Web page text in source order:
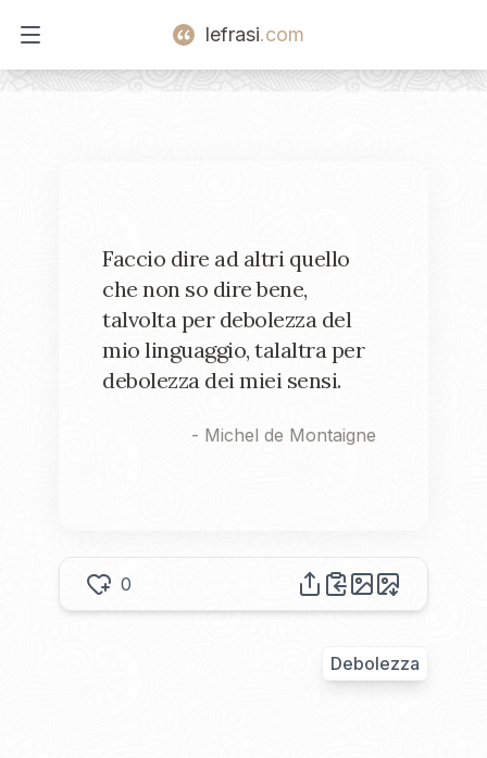
Open main menu
lefrasi.com
Faccio dire ad altri quello
che non so dire bene,
talvolta per debolezza del
mio linguaggio, talaltra per
debolezza dei miei sensi.
- Michel de Montaigne
0
Debolezza